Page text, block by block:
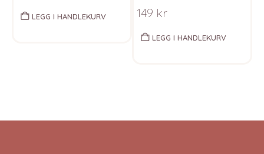
LEGG I HANDLEKURV 149 kr
LEGG I HANDLEKURV